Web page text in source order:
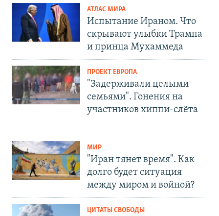
АТЛАС МИРА
Испытание Ираном. Что
скрывают улыбки Трампа
и принца Мухаммеда
ПРОЕКТ ЕВРОПА
"Задерживали целыми
семьями". Гонения на
участников хиппи-слёта
МИР
"Иран тянет время". Как
долго будет ситуация
между миром и войной?
ЦИТАТЫ СВОБОДЫ